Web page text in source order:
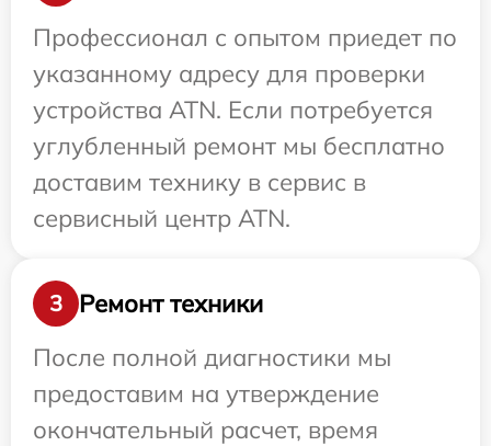
Профессионал с опытом приедет по
указанному адресу для проверки
устройства ATN. Если потребуется
углубленный ремонт мы бесплатно
доставим технику в сервис в
сервисный центр ATN.
3
Ремонт техники
После полной диагностики мы
предоставим на утверждение
окончательный расчет, время